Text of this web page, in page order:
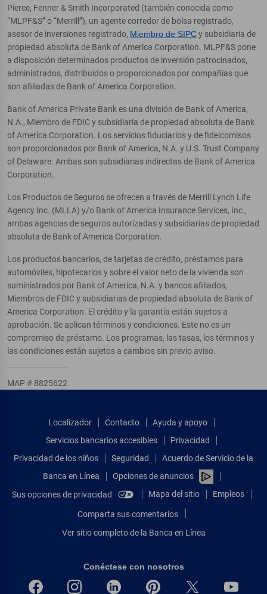
Pierce, Fenner & Smith Incorporated (también conocida como
“MLPF&S” o “Merrill”), un agente corredor de bolsa registrado,
asesor de inversiones registrado, Miembro de SIPCy subsidiaria de
propiedad absoluta de Bank of America Corporation. MLPF&S pone
a disposición determinados productos de inversión patrocinados,
administrados, distribuidos o proporcionados por compañías que
son afiliadas de Bank of America Corporation.
Bank of America Private Bank es una división de Bank of America,
N.A., Miembro de FDIC y subsidiaria de propiedad absoluta de Bank
of America Corporation. Los servicios fiduciarios y de fideicomisos
son proporcionados por Bank of America, N.A. y U.S. Trust Company
of Delaware. Ambas son subsidiarias indirectas de Bank of America
Corporation.
Los Productos de Seguros se ofrecen a través de Merrill Lynch Life
Agency Inc. (MLLA) y/o Bank of America Insurance Services, Inc.,
ambas agencias de seguros autorizadas y subsidiarias de propiedad
absoluta de Bank of America Corporation.
Los productos bancarios, de tarjetas de crédito, préstamos para
automóviles, hipotecarios y sobre el valor neto de la vivienda son
suministrados por Bank of America, N.A. y bancos afiliados,
Miembros de FDIC y subsidiarias de propiedad absoluta de Bank of
America Corporation. El crédito y la garantía están sujetos a
aprobación. Se aplican términos y condiciones. Este no es un
compromiso de préstamo. Los programas, las tasas, los términos y
las condiciones están sujetos a cambios sin previo aviso.
MAP # 8825622
Localizador Contacto
Ayuda y apoyo
Servicios bancarios accesibles
Privacidad
Privacidad de los niños
Seguridad
Acuerdo de Servicio de la
Banca en Línea
Opciones de anuncios
Sus opciones de privacidad
Mapa del sitio Empleos
Comparta sus comentarios
Ver sitio completo de la Banca en Línea
Conéctese con nosotros